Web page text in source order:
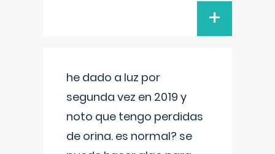
+
he dado a luz por
segunda vez en 2019 y
noto que tengo perdidas
de orina. es normal? se